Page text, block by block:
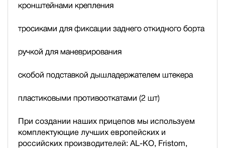
кронштейнами крепления
тросиками для фиксации заднего откидного борта
ручкой для маневрирования
скобой подставкой дышладержателем штекера
пластиковыми противооткатами (2 шт)
При создании наших прицепов мы используем
комплектующие лучших европейских и
российских производителей: AL-KO, Fristom,